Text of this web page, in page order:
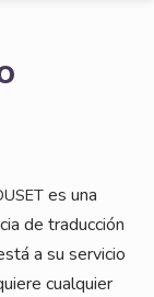
es una
de tra­duc­ción
a su ser­vicio
cual­quier